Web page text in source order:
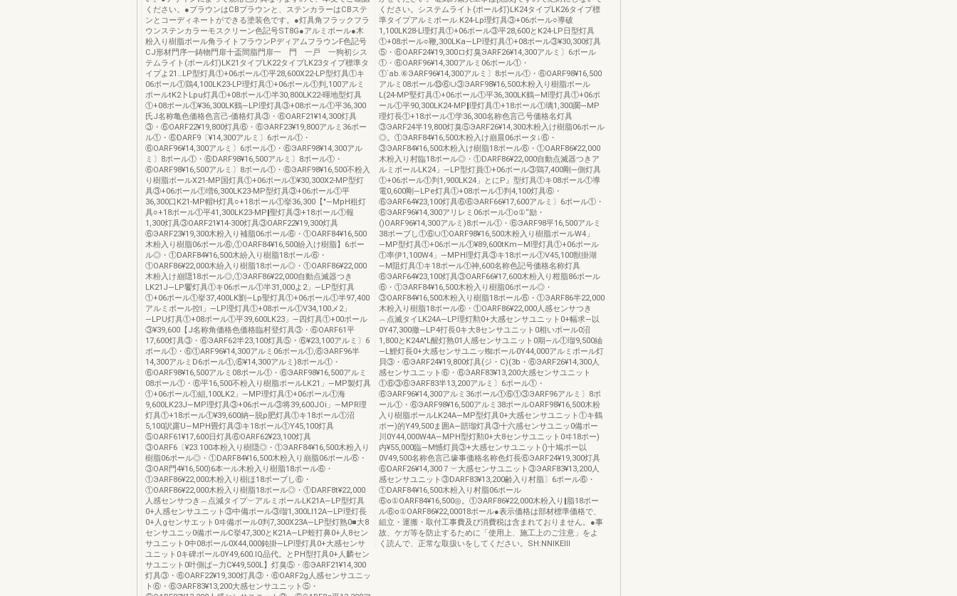
ください。●ブラウンはCBブラウンと、ステンカラーはCBステ
ンとコーディネートができる塗装色です。●灯具角フラックフラ
ウンステンカラーモスクリーン色記号ST8G●アルミポール●木
粉入り樹脂ポール角ライトフラウンPディアムフラウンF色記号
CJ形材門序一鋳物門扉十盃間脂門扉一 門 一戸 一狗初シス
テムライト(ポール灯)LK21タイプLK22タイプLK23タイプ標準タ
イプよ21…LP型灯具①+06ポール①平28,600X22-LP型灯具①キ
06ポール①鶏4,100LK23-LP理灯具①+06ポール①判,100アルミ
ポールtK2卜Lpu灯具①+08ポール①半30,800LK22-暉地型灯具
①+08ポール①¥36,300LK鶴―LP理灯具③+08ポール①平36,300
氏J名称亀色価格色言己‐価格灯具③・⑥OARF21¥14,300灯具
③・⑥OARF22¥19,800灯具⑥・⑥ЭARF23¥19,800アルミ36ポー
ル①・⑥DARF9〔¥14,300アルミ〕6ポール①・
⑥OARF96¥14,300アルミ〕6ポール①・⑥ЭARF98¥14,300アル
ミ〕8ポール①・⑥DARF98¥16,500アルミ〕8ポール①・
⑥OARF98¥16,500アルミ〕8ポール①・⑥ЭARF98¥16,500不粉入
り樹脂ポールX21-MP国灯具①+06ポール①¥30,300X2-MP型灯
具③+06ポール①増6,300LK23-MP型灯具③+06ポール①平
36,300口K21-MP帽H灯具○+18ポール①挙36,300【″―MpH租灯
具○+18ポール①平41,300LK23-MP‖聖灯具③+18ポール①報
1,300灯具③OARF21¥14‐300灯具③OARF22¥19,300灯具
⑥ЭARF23¥19,300木粉入り補脂06ポール⑥・①OARF84¥16,500
木粉入り樹脂06ポール⑥,①OARF84¥16,500紛入け樹脂】6ポー
ル◎・①DARF84¥16,500木紛入り樹脂18ポール⑥・
①OARF86¥22,000木紛入り樹脂18ポール◎・①OARF86¥22,000
木粉入け崩隠18ポール◎,①ЭARF86¥22,000自動点滅器つき
LK21J―LP饗灯具①キ06ポール①半31,000よ2」―LP型灯具
①+06ポール①挙37,400LK劉―Lp聖灯具①+06ポール①半97,400
アルミポール控l」―LP理灯具①+08ポール①V34,100メ2」
―LPU灯具①+08ポール①平39,600LK23」―四灯具①+00ポール
③¥39,600【J名称角価格色価格臨村登灯具③・⑥OARF61平
17,600灯具③・⑥ЭARF62半23,100灯具⑤・⑥¥23,100アルミ〕6
ポール①・⑥①ARF96¥14,300アルミ06ポール①,⑥ЭARF96半
14,300アルミD6ポール①,⑥¥14,300アルミ)8ポール①・
⑥OARF98¥16,500アルミ08ポール①・⑥ЭARF98¥16,500アルミ
08ポール①・⑥平16,500不粉入り樹脂ポールLK21」―MP製灯具
①+06ポール①組,100LK2」―MP理灯具①+06ポール①海
9,600LK23J―MP理灯具③+06ポール③将39,600JOi」―MPR理
灯具①+18ポール①¥39,600納―脱p肥灯具①キ18ポール①沼
5,100訳露U―MPH畳灯具③キ18ポール①Y45,100灯具
⑤OARF61¥17,600日灯具⑥OARF62¥23,100灯具
③OARF6〔¥23.100本粉入り樹隠◎・①ЭARF84¥16,500木粉入り
樹脂06ポール◎・①DARF84¥16,500木粉入り崩脂06ポール⑥・
③OAR門4¥16,500)6本一ル木粉入り樹脂18ポール⑥・
①ЭARF86¥22,000木粉入り樹ほ18ポーブし⑥・
①OARF86¥22,000木粉入り樹脂18ポール◎・①DARF8t¥22,000
人感センサつき︵点減タイプ︶アルミポールLK21A―LP型灯具
0+人感センサユニット③中備ポール③瑠1,300Ll12A―LP理灯長
0+人gセンサエット0ヰ備ポール0判7,300X23A―LP型灯熟0■大8
センサユニッ0備ポールC挙47,300とK21A―LP蛭打鼻0+人8セン
サユニット0中08ポール0X44,000鈍掛―LP理灯具0+大感センサ
ユニット0キ碑ポール0Y49,600.lQ品代。とPH型打具0+人麟セン
サユニット0叶側ば―力C¥49,500L】灯臭⑤・⑥ЭARF21¥14,300
灯具③・⑥OARF22¥19,300灯具③・⑥OARF2g人感センサユニッ
ト⑥・⑥ЭARF83¥13,200大感センサユニット⑤・
ください。システムライト(ポール灯)LK24タイプLK26タイプ標
準タイプアルミポール.K24-Lp理灯具③+06ポール○導破
1,100LK28-L理灯具①+06ポール③平28,600とK24-LP日型灯具
①+08ポール○鞭,300LKa―LP理灯具①+08ポール③¥30,300灯具
⑤・⑥OARF24¥19,300ロ灯臭ЭARF26¥14,300アルミ〕6ポール
①・⑥OARF96¥14,300アルミ06ポール①・
①`ab.⑥ЭARF96¥14,300アルミ〕8ポール①・⑥OARF98¥16,500
アルミ08ポール⑬⑥∪③ЭARF98¥16,500木粉入り樹脂ポール
L(24-MP堅灯具①+06ポール①平36,300LK鶴―M理灯具①+06ポ
ール①平90,300LK24-MP‖理灯具①+18ポール①璃1,300躙―MP
理灯長①+18ポール①学36,300名称色言己号価格名灯具
③ЭARF24半19,800灯臭⑤ЭARF26¥14,300木粉入け樹脂06ポール
◎。①ЭARF84¥16,500木粉入け崩晨06ポータ↓⑥・
③ЭARF84¥16,500木粉入け樹脂18ポール⑥・①OARF86¥22,000
木粉入り村臨18ポール◎・①DARF86¥22,000自動点滅器つきア
ルミポールLK24」―LP型灯員①+06ポール③鶏7,400剛―側灯具
①+06ポール①判1,900LK24」とにP』型灯具①キ08ポール①導
電0,600剛―LPe灯具①+08ポール①判4,100灯具⑥・
⑥ЭARF64¥23,100灯具⑥⑥ЭARF66¥17,600アルミ〕6ポール①・
⑥ЭARF96¥14,300アリレミ06ポール①o①“励・
()OARF96¥14,300アルミ)8ポール①・⑥ЭARF98平16,500アルミ
38ポーブし①⑥∪①OARF98¥16,500木粉入り樹脂ポールW4」
―MP型灯具①+06ポール①¥89,600tKm―M理灯具①+06ポール
①率伊1,100W4」―MPH理灯具③キ18ポール①V45,100獣掛湖
―M阻灯具①キ18ポール①神,600名称色記号価格名称灯具
⑥ЭARF64¥23,100灯具③OARF66¥17,600木粉入り柑脂86ポール
⑥・①ЭARF84¥16,500木粉入り樹脂06ポール◎・
③OARF84¥16,500木粉入り樹脂18ポール⑥・①ЭARF86半22,000
木粉入り樹脂18ポール⑥・①OARF86¥22,000人感センサつき
︵点滅タイLK24A―LP理灯勲0+大感センサユニット0+幅求―以
0Y47,300撤―LP4打長0キ大8センサユニット0相いポール0沼
1,800とK24A"L醒灯熟01人感センサユニット0期―ル①瑠9,500紬
―L鯉灯長0+大感センサユニッ蜘ポール0Y44,000アルミポール灯
貝③・⑥ЭARF24¥19,800灯具(ジ・C)(3b・⑥ЭARF26¥14,300人
感センサユニット⑥・⑥ЭARF83¥13,200大感センサユニット
①⑥③⑥ЭARF83半13,200アルミ〕6ポール①・
⑥ЭARF96¥14,300アルミ36ポール①⑥①③ЭARF96アルミ〕8ポ
ール①・⑥ЭARF98¥16,500アルミ38ポールOARF98¥16,500木粉
入り樹脂ポールLK24A―MP型灯具0+大感センサユニット①キ鶴
ポー)的Y49,500ま囲A―賠瑠灯具③十六感センサユニッ0備ポー
川0Y44,000W4A―MPH型灯勲0+大8センサユニット0ヰ18ポー)
内¥55,000臨―M憾灯員③+大感センサユニット()十鳩ポー以
0V49,500名称色言己壕事価格名称色灯長⑥ЭARF24¥19,300灯具
⑥DARF26¥14,300７︶大感センサユニット③ЭARF83¥13,200人
感センサユニット③DARF83¥13,200齢入り村脂〕6ポール⑥・
①DARF84¥16,500木粉入り村脂06ポール
⑥o①OARF84¥16,500◎。①ЭARF86¥22,000木粉入り‖脂18ポー
ル⑥o①OARF86¥22,00018ポール●表示価格は部材標準価格で、
組立・運搬・取付工事費及び消費税は含まれておりません。●事
故、ケガ等を防止するために「使用上、施工上のご注意」をよ
く読んで、正常な取扱いをしてください。SH:NNIKElll